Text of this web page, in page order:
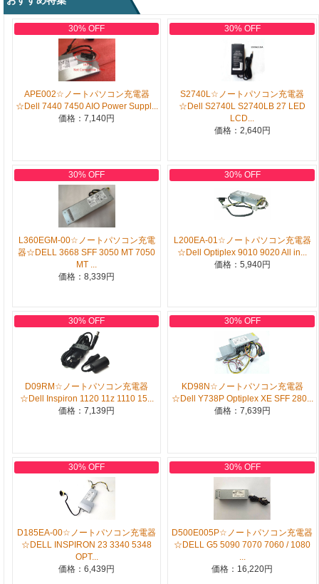
30% OFF
APE002☆ノートパソコン充電器
☆Dell 7440 7450 AIO Power Suppl...
価格：7,140円
30% OFF
S2740L☆ノートパソコン充電器
☆Dell S2740L S2740LB 27 LED
LCD...
価格：2,640円
30% OFF
L360EGM-00☆ノートパソコン充電
器☆DELL 3668 SFF 3050 MT 7050
MT ...
価格：8,339円
30% OFF
L200EA-01☆ノートパソコン充電器
☆Dell Optiplex 9010 9020 All in...
価格：5,940円
30% OFF
D09RM☆ノートパソコン充電器
☆Dell Inspiron 1120 11z 1110 15...
価格：7,139円
30% OFF
KD98N☆ノートパソコン充電器
☆Dell Y738P Optiplex XE SFF 280...
価格：7,639円
30% OFF
D185EA-00☆ノートパソコン充電器
☆DELL INSPIRON 23 3340 5348
OPT...
価格：6,439円
30% OFF
D500E005P☆ノートパソコン充電器
☆DELL G5 5090 7070 7060 / 1080
...
価格：16,220円